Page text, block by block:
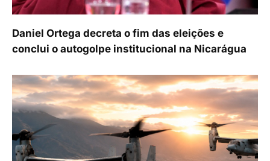
Daniel Ortega decreta o fim das eleições e
conclui o autogolpe institucional na Nicarágua